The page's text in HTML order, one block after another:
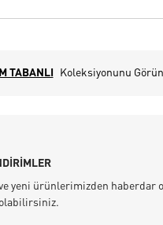
TABANLI Koleksiyonunu
ve yeni ürünlerimizden haberdar